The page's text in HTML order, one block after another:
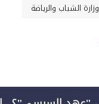
وزارة الشباب والرياضة